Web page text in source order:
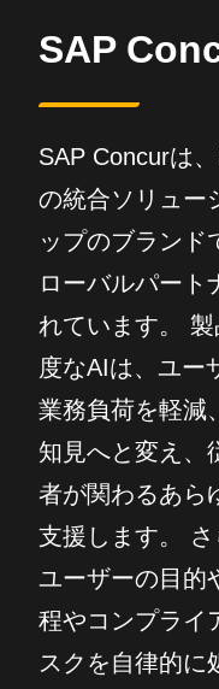
SAP
SAP Concurは
の統合ソリュー
ップのブランド
ローバルパート
れています。
度なAIは、ユー
業務負荷を軽減
知見へと変え、
者が関わるあら
支援します。 さ
ユーザーの目的
程やコンプライ
スクを自律的に